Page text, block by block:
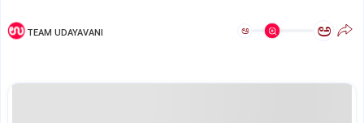
TEAM UDAYAVANI ಅ ಅ